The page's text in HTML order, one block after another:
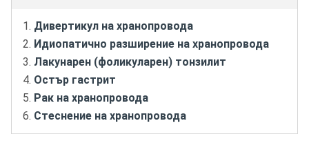
Дивертикул на хранопровода
Идиопатично разширение на хранопровода
Лакунарен (фоликуларен) тонзилит
Остър гастрит
Рак на хранопровода
Стеснение на хранопровода